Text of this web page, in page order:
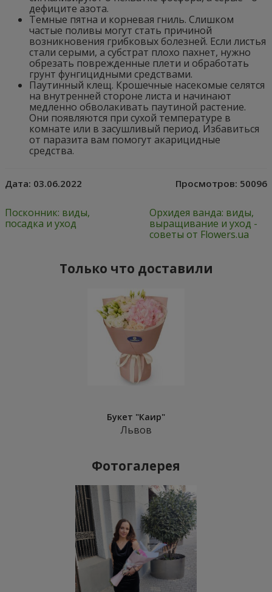
дефиците азота.
Темные пятна и корневая гниль. Слишком
частые поливы могут стать причиной
возникновения грибковых болезней. Если листья
стали серыми, а субстрат плохо пахнет, нужно
обрезать поврежденные плети и обработать
грунт фунгицидными средствами.
Паутинный клещ. Крошечные насекомые селятся
на внутренней стороне листа и начинают
медленно обволакивать паутиной растение.
Они появляются при сухой температуре в
комнате или в засушливый период. Избавиться
от паразита вам помогут акарицидные
средства.
Дата: 03.06.2022 Просмотров: 50096
Посконник: виды,
посадка и уход
Орхидея ванда: виды,
выращивание и уход -
советы от Flowers.ua
Только что доставили
Букет "Каир"
Львов
Фотогалерея